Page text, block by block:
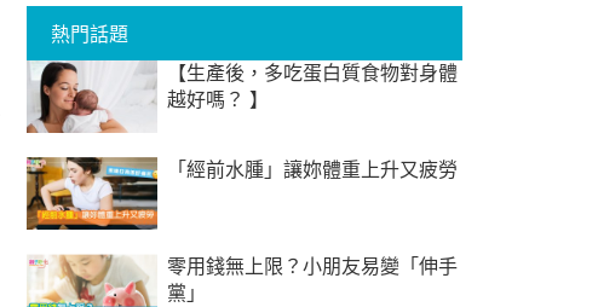
熱門話題
【生產後，多吃蛋白質食物對身體
越好嗎？ 】
「經前水腫」讓妳體重上升又疲勞
零用錢無上限？小朋友易變「伸手
黨」